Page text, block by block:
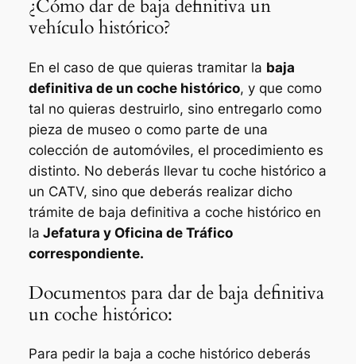
¿Cómo dar de baja definitiva un
vehículo histórico?
En el caso de que quieras tramitar la baja
definitiva de un coche histórico, y que como
tal no quieras destruirlo, sino entregarlo como
pieza de museo o como parte de una
colección de automóviles, el procedimiento es
distinto. No deberás llevar tu coche histórico a
un CATV, sino que deberás realizar dicho
trámite de baja definitiva a coche histórico en
la Jefatura y Oficina de Tráfico
correspondiente.
Documentos para dar de baja definitiva
un coche histórico:
Para pedir la baja a coche histórico deberás